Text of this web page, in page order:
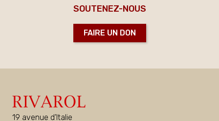
SOUTENEZ-NOUS
FAIRE UN DON
19 avenue d'Italie